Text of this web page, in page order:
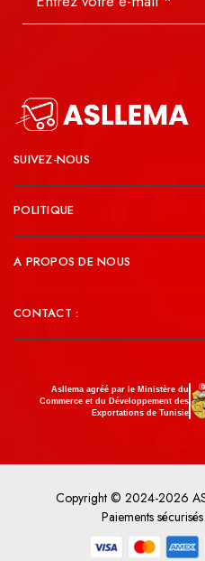
SUIVEZ-NOUS
POLITIQUE
A PROPOS DE NOUS
CONTACT :
Asllema agréé par le Ministère du
Commerce et du Développement des
Exportations de Tunisie
Copyright © 2024-2026
Paiements